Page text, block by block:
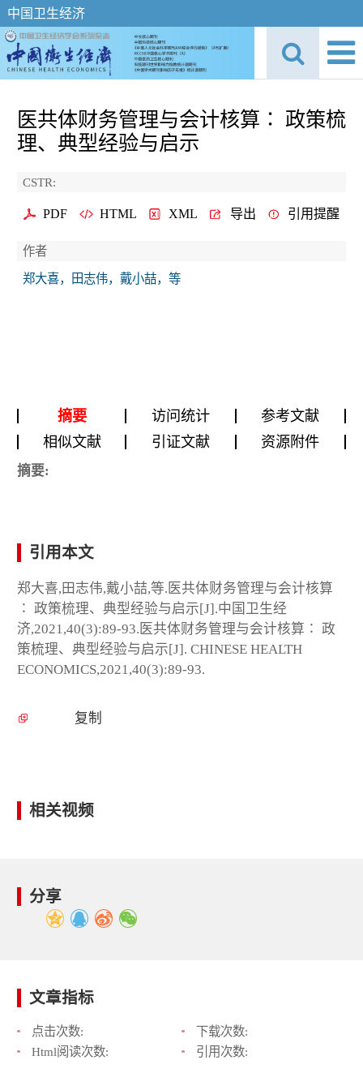
中国卫生经济
医共体财务管理与会计核算∶ 政策梳
理、典型经验与启示
CSTR:
PDF HTML XML 导出 引用提醒
作者
郑大喜，田志伟，戴小喆，等
摘要 访问统计
参考文献
相似文献
引证文献 资源附件
摘要:
引用本文
郑大喜,田志伟,戴小喆,等.医共体财务管理与会计核算
∶ 政策梳理、典型经验与启示[J].中国卫生经
济,2021,40(3):89-93.医共体财务管理与会计核算∶ 政
策梳理、典型经验与启示[J]. CHINESE HEALTH
ECONOMICS,2021,40(3):89-93.
复制
相关视频
分享
文章指标
点击次数:
下载次数:
Html阅读次数:
引用次数: